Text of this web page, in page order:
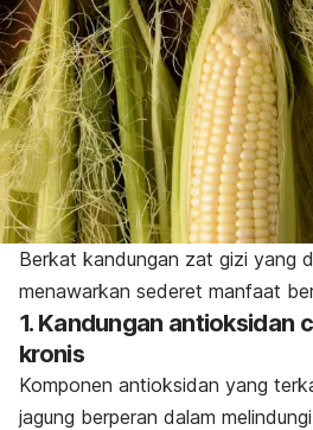
Berkat kandungan zat gizi yang
menawarkan sederet manfaat
1. Kandungan antioksidan
kronis
Komponen antioksidan yang
jagung berperan dalam